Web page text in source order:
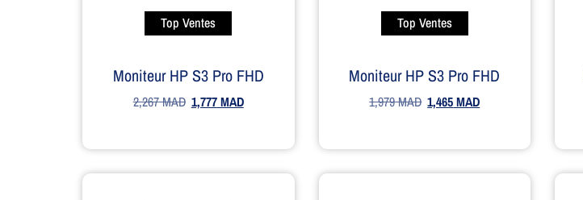
Top Ventes
Moniteur HP S3 Pro FHD
2,267MAD 1,777MAD
Top Ventes
Moniteur HP S3 Pro FHD
1,979MAD 1,465MAD